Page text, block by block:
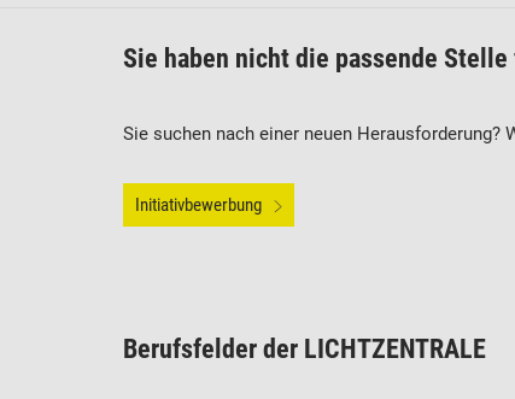
Sie haben nicht die passende
Sie suchen nach einer neuen Herausforderung?
Initiativbewerbung
Berufsfelder der LICHTZENTRALE